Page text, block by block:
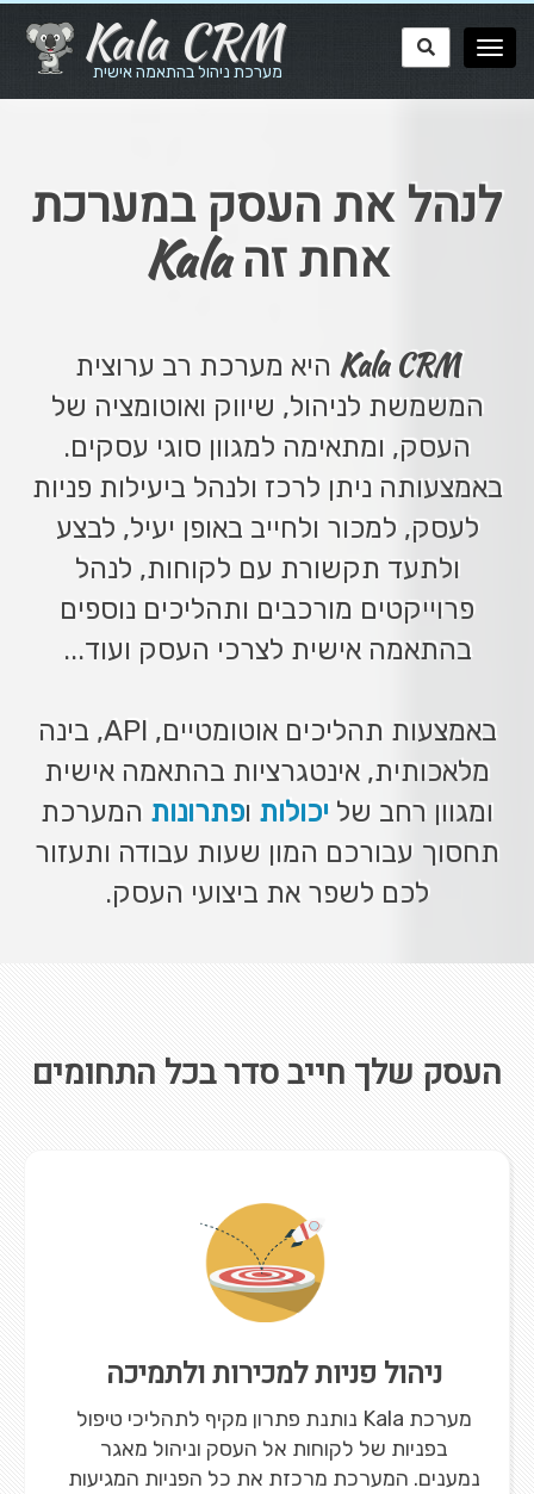
Kala CRM
מערכת ניהול בהתאמה אישית
לנהל את העסק במערכת
אחת זהKala
Kala CRM היא מערכת רב ערוצית
המשמשת לניהול, שיווק ואוטומציה של
העסק, ומתאימה למגוון סוגי עסקים.
באמצעותה ניתן לרכז ולנהל ביעילות פניות
לעסק, למכור ולחייב באופן יעיל, לבצע
ולתעד תקשורת עם לקוחות, לנהל
פרוייקטים מורכבים ותהליכים נוספים
בהתאמה אישית לצרכי העסק ועוד...
באמצעות תהליכים אוטומטיים, API, בינה
מלאכותית, אינטגרציות בהתאמה אישית
ומגוון רחב של יכולות ופתרונות המערכת
תחסוך עבורכם המון שעות עבודה ותעזור
לכם לשפר את ביצועי העסק.
העסק שלך חייב סדר בכל התחומים
ניהול פניות למכירות ולתמיכה
מערכת Kala נותנת פתרון מקיף לתהליכי טיפול
בפניות של לקוחות אל העסק וניהול מאגר
נמענים. המערכת מרכזת את כל הפניות המגיעות